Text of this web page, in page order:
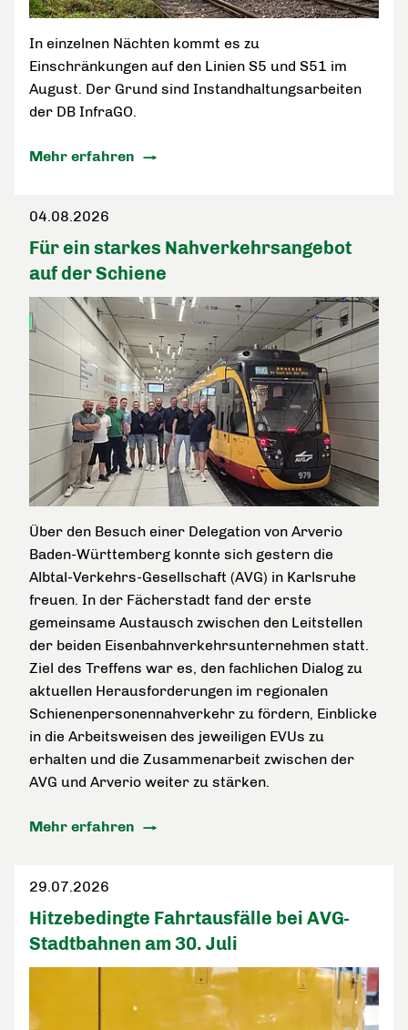
In einzelnen Nächten kommt es zu
Einschränkungen auf den Linien S5 und S51 im
August. Der Grund sind Instandhaltungsarbeiten
der DB InfraGO.
Mehr erfahren
04.08.2026
Für ein starkes Nahverkehrsangebot
auf der Schiene
Über den Besuch einer Delegation von Arverio
Baden-Württemberg konnte sich gestern die
Albtal-Verkehrs-Gesellschaft (AVG) in Karlsruhe
freuen. In der Fächerstadt fand der erste
gemeinsame Austausch zwischen den Leitstellen
der beiden Eisenbahnverkehrsunternehmen statt.
Ziel des Treffens war es, den fachlichen Dialog zu
aktuellen Herausforderungen im regionalen
Schienenpersonennahverkehr zu fördern, Einblicke
in die Arbeitsweisen des jeweiligen EVUs zu
erhalten und die Zusammenarbeit zwischen der
AVG und Arverio weiter zu stärken.
Mehr erfahren
29.07.2026
Hitzebedingte Fahrtausfälle bei AVG-
Stadtbahnen am 30. Juli